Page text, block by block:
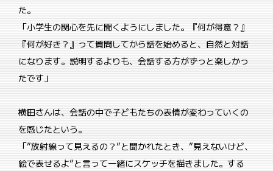
た。
「小学生の関心を先に聞くようにしました。『何が得意？』
『何が好き？』って質問してから話を始めると、自然と対話
になります。説明するよりも、会話する方がずっと楽しかっ
たです」
横田さんは、会話の中で子どもたちの表情が変わっていくの
を感じたという。
「”放射線って見えるの？”と聞かれたとき、”見えないけど、
絵で表せるよ”と言って一緒にスケッチを描きました。する